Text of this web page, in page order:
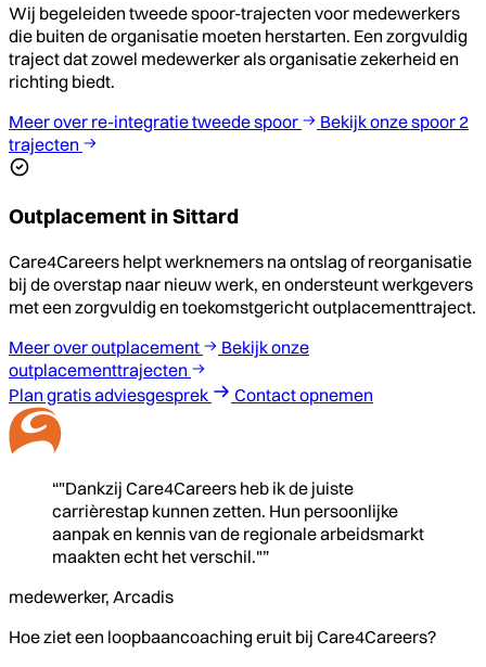
Wij begeleiden tweede spoor-trajecten voor medewerkers
die buiten de organisatie moeten herstarten. Een zorgvuldig
traject dat zowel medewerker als organisatie zekerheid en
richting biedt.
Meer over re-integratie tweede spoor
Bekijk onze spoor 2
trajecten
Outplacement in Sittard
Care4Careers helpt werknemers na ontslag of reorganisatie
bij de overstap naar nieuw werk, en ondersteunt werkgevers
met een zorgvuldig en toekomstgericht outplacementtraject.
Meer over outplacement
Bekijk onze
outplacementtrajecten
Plan gratis adviesgesprek
Contact opnemen
“"Dankzij Care4Careers heb ik de juiste
carrièrestap kunnen zetten. Hun persoonlijke
aanpak en kennis van de regionale arbeidsmarkt
maakten echt het verschil."”
medewerker, Arcadis
Hoe ziet een loopbaancoaching eruit bij Care4Careers?